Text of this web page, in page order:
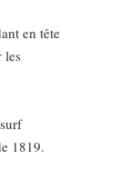
en tête
les
1819.